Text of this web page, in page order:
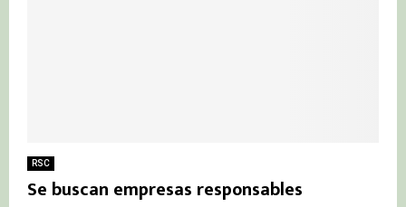
RSC
Se buscan empresas responsables